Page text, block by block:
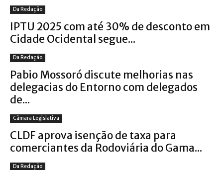
Da Redação
IPTU 2025 com até 30% de desconto em
Cidade Ocidental segue...
Da Redação
Pabio Mossoró discute melhorias nas
delegacias do Entorno com delegados
de...
Câmara Legislativa
CLDF aprova isenção de taxa para
comerciantes da Rodoviária do Gama...
Da Redação